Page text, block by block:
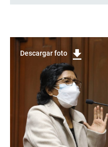
Descargar foto